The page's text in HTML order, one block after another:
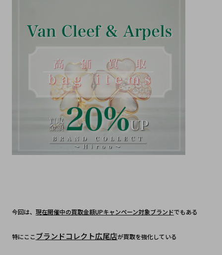
今回は、 現在開催中の買取金額UPキャンペーン対象ブランドでもある
特にここブランドコレクト広尾店が買取を強化している